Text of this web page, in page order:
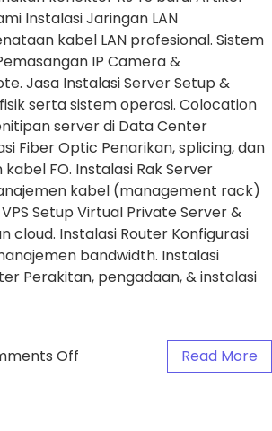
Instalasi Jaringan LAN
kabel LAN profesional. Sistem
IP Camera &
Jasa Instalasi Server Setup &
serta sistem operasi. Colocation
server di Data Center
Fiber Optic Penarikan, splicing, dan
FO. Instalasi Rak Server
kabel (management rack)
Setup Virtual Private Server &
cloud. Instalasi Router Konfigurasi
bandwidth. Instalasi
Perakitan, pengadaan, & instalasi
Off Read More